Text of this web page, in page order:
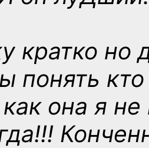
кратко но
понять
она я не